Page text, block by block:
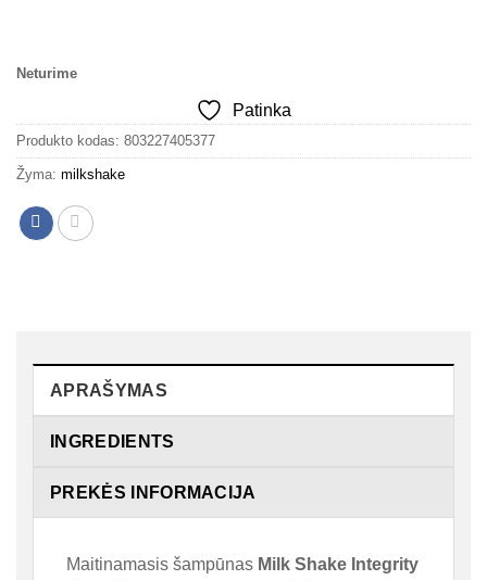
Neturime
Patinka
Produkto kodas: 803227405377
Žyma: milkshake
APRAŠYMAS
INGREDIENTS
PREKĖS INFORMACIJA
Maitinamasis šampūnas Milk Shake Integrity